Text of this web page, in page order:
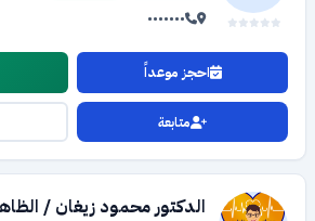
•••••••
احجز موعداً
متابعة
الدكتور محمود زيغان /